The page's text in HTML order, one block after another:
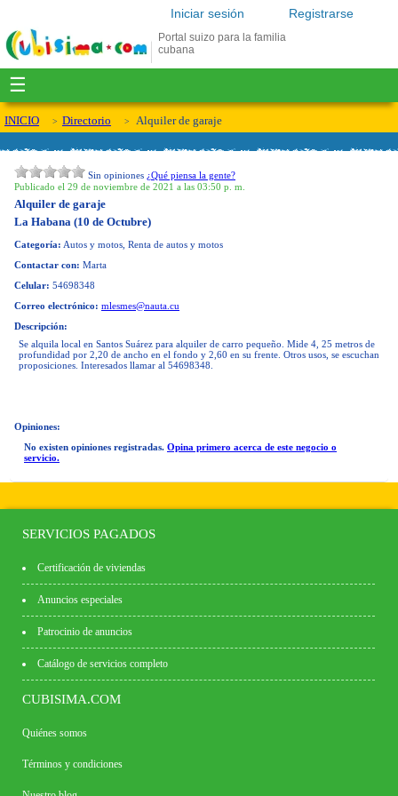
Registrarse
Iniciar sesión
Portal suizo para la familia
cubana
☰
INICIO Directorio Alquiler de garaje
Sin opiniones ¿Qué piensa la gente?
Publicado el 29 de noviembre de 2021 a las 03:50 p. m.
Alquiler de garaje
La Habana (10 de Octubre)
Categoría: Autos y motos, Renta de autos y motos
Contactar con: Marta
Celular: 54698348
Correo electrónico: mlesmes@nauta.cu
Descripción:
Se alquila local en Santos Suárez para alquiler de carro pequeño. Mide 4, 25 metros de
profundidad por 2,20 de ancho en el fondo y 2,60 en su frente. Otros usos, se escuchan
proposiciones. Interesados llamar al 54698348.
Opiniones:
No existen opiniones registradas. Opina primero acerca de este negocio o
servicio.
SERVICIOS PAGADOS
Certificación de viviendas
Anuncios especiales
Patrocinio de anuncios
Catálogo de servicios completo
CUBISIMA.COM
Quiénes somos
Términos y condiciones